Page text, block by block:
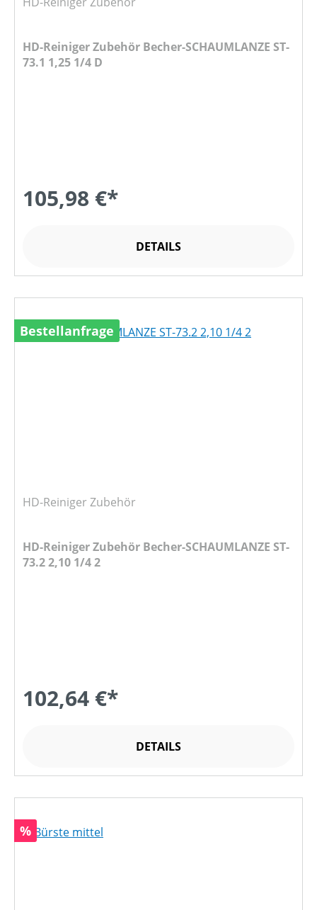
HD-Reiniger Zubehör Becher-SCHAUMLANZE ST-
73.1 1,25 1/4 D
105,98 €*
DETAILS
Bestellanfrage
HD-Reiniger Zubehör
HD-Reiniger Zubehör Becher-SCHAUMLANZE ST-
73.2 2,10 1/4 2
102,64 €*
DETAILS
Rabatt
%